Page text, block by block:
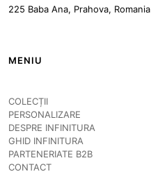
225 Baba Ana, Prahova, Romania
MENIU
COLECȚII
PERSONALIZARE
DESPRE INFINITURA
GHID INFINITURA
PARTENERIATE B2B
CONTACT